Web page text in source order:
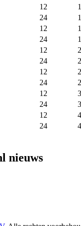
12
24
12
24
12
24
12
24
12
24
12
24
nieuws